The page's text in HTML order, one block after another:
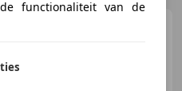
functionaliteit van de